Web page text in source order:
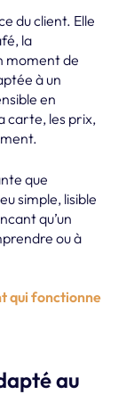
du client. Elle
la
moment de
à un
en
carte, les prix,
que
simple, lisible
qu’un
ou à
qui fonctionne
au